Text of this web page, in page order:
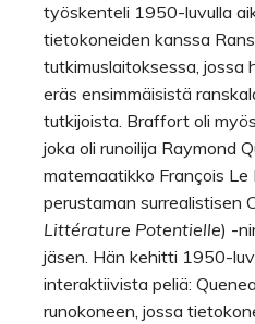
työskenteli 1950-luvulla
tietokoneiden kanssa
tutkimuslaitoksessa, jossa
eräs ensimmäisistä
tutkijoista. Braffort oli
joka oli runoilija Raymond
matemaatikko François Le
perustaman surrealistisen
Littérature Potentielle) -
jäsen. Hän kehitti 1950-
interaktiivista peliä:
runokoneen, jossa